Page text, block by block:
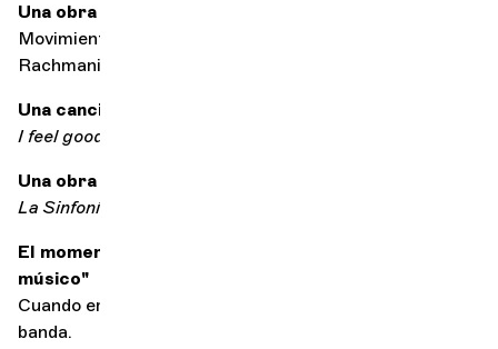
Una obra para seducir
Movimiento lento del 2º concierto para piano de
Rachmaninov
Una canción para levantarse con buen pie
I feel good
Una obra para salvar el mundo
La Sinfonía Fantástica
El momento en que te dijiste a ti mismo: "Quiero ser
músico"
Cuando era adolescente, tocaba la batería con mi
banda.